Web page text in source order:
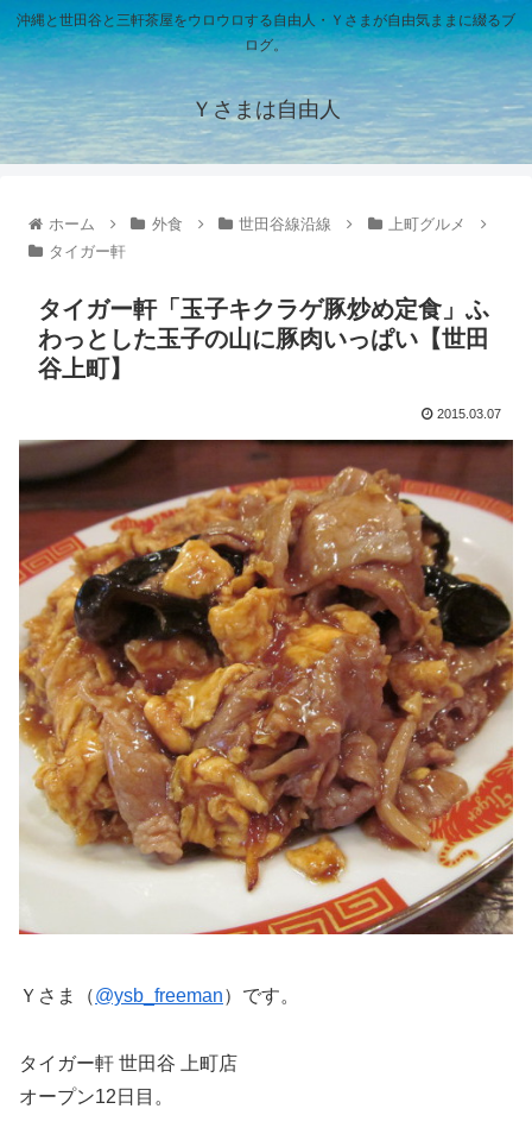
沖縄と世田谷と三軒茶屋をウロウロする自由人・Ｙさまが自由気ままに綴るブ
ログ。
Ｙさまは自由人
ホーム 外食 世田谷線沿線
上町グルメ
タイガー軒
タイガー軒「玉子キクラゲ豚炒め定食」ふ
わっとした玉子の山に豚肉いっぱい【世田
谷上町】
2015.03.07
Ｙさま（@ysb_freeman）です。
タイガー軒 世田谷 上町店
オープン12日目。